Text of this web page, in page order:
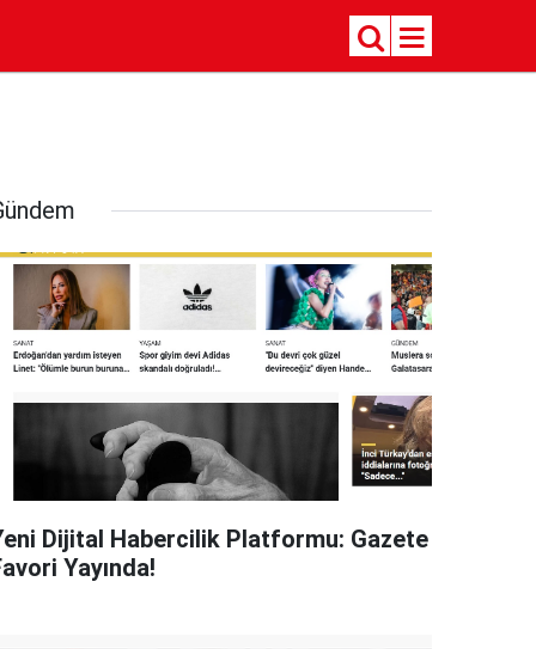
Dijital Habercilik Platformu: Gazete
Yayında!